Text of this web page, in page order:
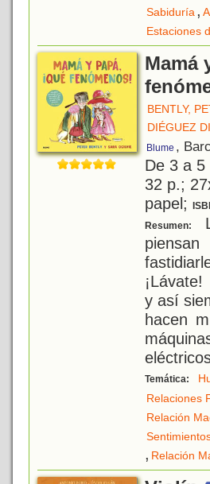
Sabiduría ,
Estaciones
Mamá
BENTLY,
DIÉGUEZ
Blume ,
De 3 a
32 p.;
papel;
Resumen:
y así
hacen
Temática:
Relaciones
Relación
, Relación